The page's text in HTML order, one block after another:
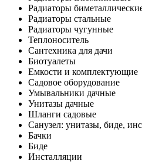
Радиаторы
Радиаторы стальные
Радиаторы чугунные
Теплоноситель
Сантехника для дачи
Биотуалеты
Емкости и комплектующие
Садовое оборудование
Умывальники дачные
Унитазы дачные
Шланги садовые
Санузел: унитазы, биде,
Бачки
Биде
Инсталляции